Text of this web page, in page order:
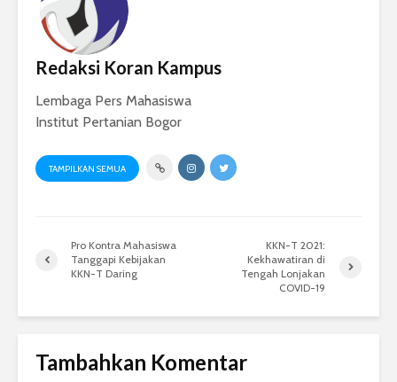
Redaksi Koran Kampus
Lembaga Pers Mahasiswa
Institut Pertanian Bogor
TAMPILKAN SEMUA
Pro Kontra Mahasiswa
Tanggapi Kebijakan
KKN-T Daring
KKN-T 2021:
Kekhawatiran di
Tengah Lonjakan
COVID-19
Tambahkan Komentar